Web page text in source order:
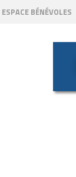
ESPACE BÉNÉVOLES